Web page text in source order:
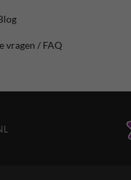
vragen / FAQ